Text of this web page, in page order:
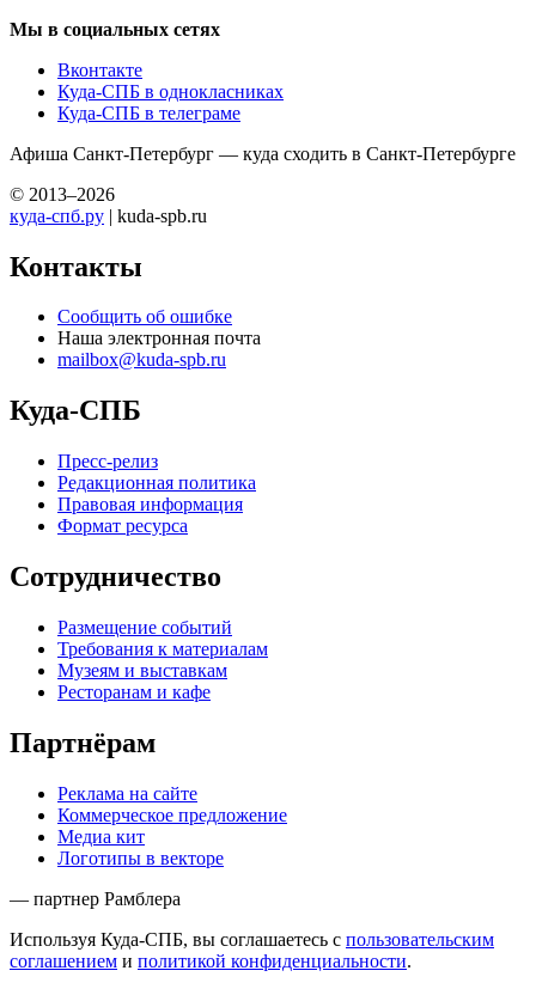
Мы в социальных сетях
Вконтакте
Куда-СПБ в однокласниках
Куда-СПБ в телеграме
Афиша Санкт-Петербург — куда сходить в Санкт-Петербурге
© 2013–2026
куда-спб.ру | kuda-spb.ru
Контакты
Сообщить об ошибке
Наша электронная почта
mailbox@kuda-spb.ru
Куда-СПБ
Пресс-релиз
Редакционная политика
Правовая информация
Формат ресурса
Сотрудничество
Размещение событий
Требования к материалам
Музеям и выставкам
Ресторанам и кафе
Партнёрам
Реклама на сайте
Коммерческое предложение
Медиа кит
Логотипы в векторе
— партнер Рамблера
Используя Куда-СПБ, вы соглашаетесь с пользовательским
соглашением и политикой конфиденциальности.